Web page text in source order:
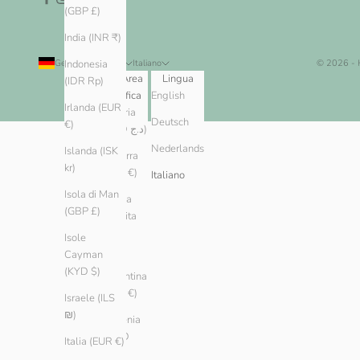
(GBP £)
India (INR ₹)
Indonesia
(IDR Rp)
Irlanda (EUR
€)
Islanda (ISK
kr)
Isola di Man
(GBP £)
Isole
Cayman
(KYD $)
Israele (ILS
₪)
Italia (EUR €)
Germania (EUR €)
Paese/Area
geografica
Algeria
(DZD د.ج)
Andorra
(EUR €)
Arabia
Saudita
Argentina
(EUR €)
Armenia
(AMD
Italiano
Lingua
English
Deutsch
Nederlands
Italiano
© 2026 -